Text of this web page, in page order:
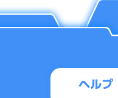
ヘルプ